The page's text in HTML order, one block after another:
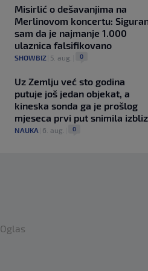
Misirlić o dešavanjima na
Merlinovom koncertu:
sam da je najmanje 1.000
ulaznica falsifikovano
SHOWBIZ| 5. aug. 0
Uz Zemlju već sto godina
putuje još jedan objekat, a
kineska sonda ga je prošlog
mjeseca prvi put snimila
NAUKA 6. aug. 0
Oglas